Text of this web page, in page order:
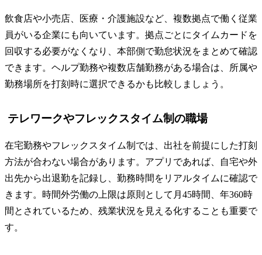
飲食店や小売店、医療・介護施設など、複数拠点で働く従業
員がいる企業にも向いています。拠点ごとにタイムカードを
回収する必要がなくなり、本部側で勤怠状況をまとめて確認
できます。ヘルプ勤務や複数店舗勤務がある場合は、所属や
勤務場所を打刻時に選択できるかも比較しましょう。
テレワークやフレックスタイム制の職場
在宅勤務やフレックスタイム制では、出社を前提にした打刻
方法が合わない場合があります。アプリであれば、自宅や外
出先から出退勤を記録し、勤務時間をリアルタイムに確認で
きます。時間外労働の上限は原則として月45時間、年360時
間とされているため、残業状況を見える化することも重要で
す。